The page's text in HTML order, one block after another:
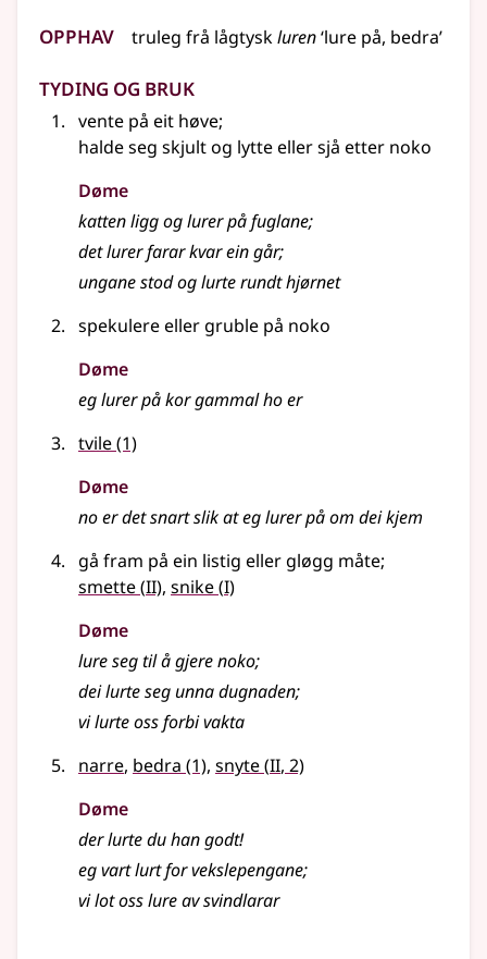
Opphav truleg frå lågtyskluren‘lure på, bedra’
Tyding og bruk
vente på eit høve;
halde seg skjult og lytteellersjå etter noko
Døme
katten ligg og lurer på fuglane;
det lurer farar kvar ein går;
ungane stod og lurte rundt hjørnet
spekulere eller gruble på noko
Døme
eg lurer på kor gammal ho er
tvile(1)
Døme
no er det snart slik at eg lurer på om dei kjem
gå fram på ein listig eller gløgg måte;
smette(2
II), snike(1
I)
Døme
lure seg til å gjere noko;
dei lurte seg unna dugnaden;
vi lurte oss forbi vakta
narre, bedra (1), snyte(2
II, 2)
Døme
der lurte du han godt!
eg vart lurt for vekslepengane;
vi lot oss lure av svindlarar